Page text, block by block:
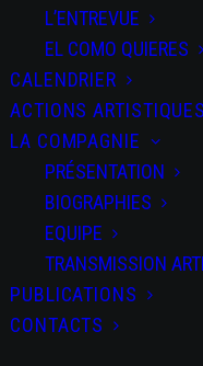
L’ENTREVUE
EL COMO QUIERES
CALENDRIER
ACTIONS ARTISTIQUES
LA COMPAGNIE
PRÉSENTATION
BIOGRAPHIES
EQUIPE
TRANSMISSION
PUBLICATIONS
CONTACTS
PARTAGEZ
Agenda